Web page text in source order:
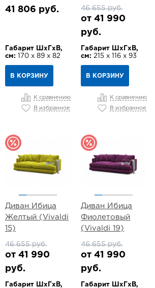
41 806 руб.
Габарит ШхГхВ,
см: 170 х 89 х 82
В КОРЗИНУ
К сравнению
В избранное
46 655 руб.
от 41 990
руб.
Габарит ШхГхВ,
см: 215 х 116 х 93
В КОРЗИНУ
К сравнению
В избранное
Диван Ибица
Желтый (Vivaldi
15)
46 655 руб.
от 41 990
руб.
Габарит ШхГхВ,
Диван Ибица
Фиолетовый
(Vivaldi 19)
46 655 руб.
от 41 990
руб.
Габарит ШхГхВ,